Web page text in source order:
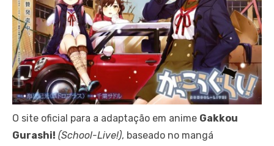
O site oficial para a adaptação em anime Gakkou
Gurashi! (School-Live!), baseado no mangá